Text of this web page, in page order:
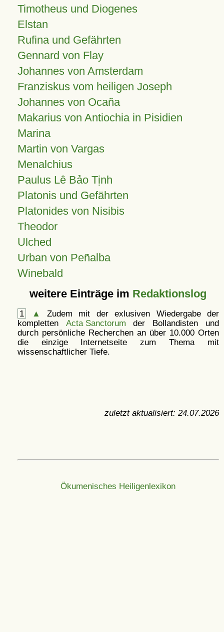
Timotheus und Diogenes
Elstan
Rufina und Gefährten
Gennard von Flay
Johannes von Amsterdam
Franziskus vom heiligen Joseph
Johannes von Ocaña
Makarius von Antiochia in Pisidien
Marina
Martin von Vargas
Menalchius
Paulus Lê Bảo Tịnh
Platonis und Gefährten
Platonides von Nisibis
Theodor
Ulched
Urban von Peñalba
Winebald
weitere Einträge im Redaktionslog
1 ▲
Zudem mit der exlusiven Wiedergabe der
kompletten Acta Sanctorum der Bollandisten und
durch persönliche Recherchen an über 10.000 Orten
die einzige Internetseite zum Thema mit
wissenschaftlicher Tiefe.
zuletzt aktualisiert: 24.07.2026
Ökumenisches Heiligenlexikon